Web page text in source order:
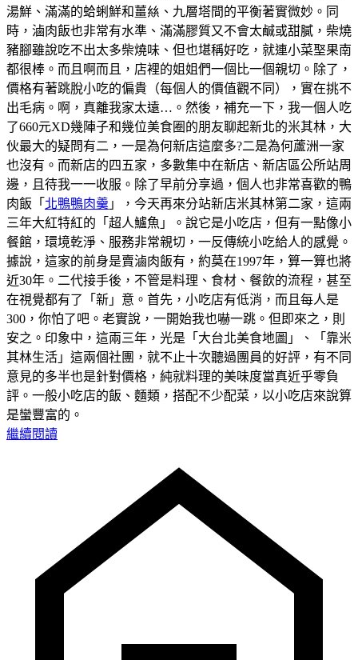
湯鮮、滿滿的蛤蜊鮮和薑𢇃、九層塔間的平衡著實微妙。同
時，滷肉飯也非常有水準、滿滿膠質又不會太鹹或甜膩，柴燒
豬腳雖說吃不出太多柴燒味、但也堪稱好吃，就連小菜埾果南
都很棒。而且啊而且，店裡的姐姐們一個比一個親切。除了，
價格有著跳脫小吃的偏貴（每個人的價值觀不同），實在挑不
出毛病。啊，真離我家太遠…。然後，補充一下，我一個人吃
了660元XD幾陣子和幾位美食圈的朋友聊起新北的米其林，大
伙最大的疑問有二，一是為何新店這麼多?二是為何蘆洲一家
也沒有。而新店的四五家，多數集中在新店、新店區公所站周
邊，且待我一一收服。除了早前分享過，個人也非常喜歡的鴨
肉飯「 北鴨鴨肉羹 」，今天再來分站新店米其林第二家，這兩
三年大紅特紅的「超人鱸魚」。說它是小吃店，但有一點像小
餐館，環境乾淨、服務非常親切，一反傳統小吃給人的感覺。
據說，這家的前身是賣滷肉飯有，約莫在1997年，算一算也將
近30年。二代接手後，不管是料理、食材、餐飲的流程，甚至
在視覺都有了「新」意。首先，小吃店有低消，而且每人是
300，你怕了吧。老實說，一開始我也嚇一跳。但即來之，則
安之。印象中，這兩三年，光是「大台北美食地圖」、「靠米
其林生活」這兩個社團，就不止十次聽過團員的好評，有不同
意見的多半也是針對價格，純就料理的美味度當真近乎零負
評。一般小吃店的飯、麵類，搭配不少配菜，以小吃店來說算
是蠻豐富的。
繼續閱讀